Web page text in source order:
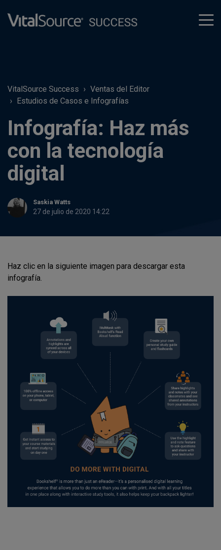
VitalSource Success
Ventas del Editor
Estudios de Casos e Infografías
Infografía: Haz más
con la tecnología
digital
Saskia Watts
27 de julio de 2020 14:22
Haz clic en la siguiente imagen para descargar esta
infografía.